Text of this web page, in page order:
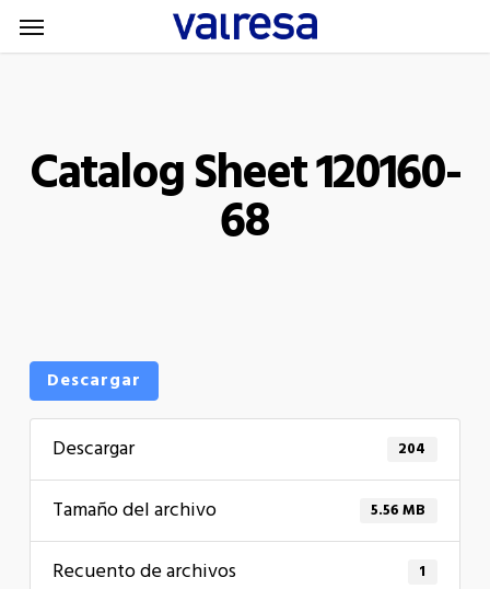
Skip
to
Menu
Catalog Sheet 120160-
68
Descargar
Descargar 204
Tamaño del archivo 5.56 MB
Recuento de archivos 1
Menu